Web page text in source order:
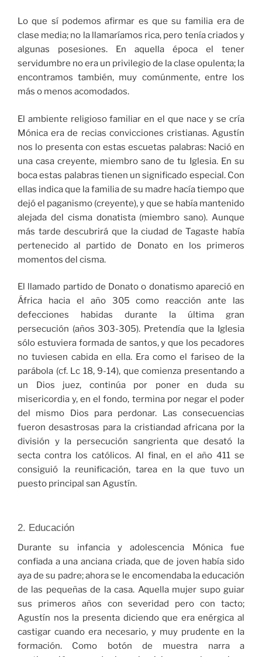
Lo que sí podemos afirmar es que su familia era de
clase media; no la llamaríamos rica, pero tenía criados y
algunas posesiones. En aquella época el tener
servidumbre no era un privilegio de la clase opulenta; la
encontramos también, muy comúnmente, entre los
más o menos acomodados.
El ambiente religioso familiar en el que nace y se cría
Mónica era de recias convicciones cristianas. Agustín
nos lo presenta con estas escuetas palabras: Nació en
una casa creyente, miembro sano de tu Iglesia. En su
boca estas palabras tienen un significado especial. Con
ellas indica que la familia de su madre hacía tiempo que
dejó el paganismo (creyente), y que se había mantenido
alejada del cisma donatista (miembro sano). Aunque
más tarde descubrirá que la ciudad de Tagaste había
pertenecido al partido de Donato en los primeros
momentos del cisma.
El llamado partido de Donato o donatismo apareció en
África hacia el año 305 como reacción ante las
defecciones habidas durante la última gran
persecución (años 303-305). Pretendía que la Iglesia
sólo estuviera formada de santos, y que los pecadores
no tuviesen cabida en ella. Era como el fariseo de la
parábola (cf. Lc 18, 9-14), que comienza presentando a
un Dios juez, continúa por poner en duda su
misericordia y, en el fondo, termina por negar el poder
del mismo Dios para perdonar. Las consecuencias
fueron desastrosas para la cristiandad africana por la
división y la persecución sangrienta que desató la
secta contra los católicos. Al final, en el año 411 se
consiguió la reunificación, tarea en la que tuvo un
puesto principal san Agustín.
2. Educación
Durante su infancia y adolescencia Mónica fue
confiada a una anciana criada, que de joven había sido
aya de su padre; ahora se le encomendaba la educación
de las pequeñas de la casa. Aquella mujer supo guiar
sus primeros años con severidad pero con tacto;
Agustín nos la presenta diciendo que era enérgica al
castigar cuando era necesario, y muy prudente en la
formación. Como botón de muestra narra a